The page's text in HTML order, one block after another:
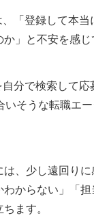
「登録して本
」と不安を感じ
分で検索して
そうな転職エ
、少し遠回り
からない」「担
ます。